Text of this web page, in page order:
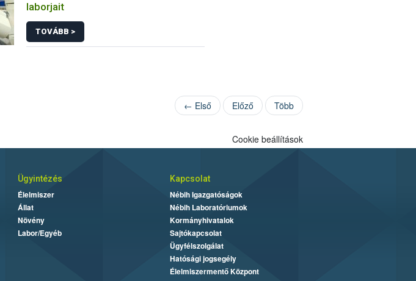
laborjait
TOVÁBB >
← Első Előző Több
Cookie beállítások
Ügyintézés
Élelmiszer
Állat
Növény
Labor/Egyéb
Kapcsolat
Nébih Igazgatóságok
Nébih Laboratóriumok
Kormányhivatalok
Sajtókapcsolat
Ügyfélszolgálat
Hatósági jogsegély
Élelmiszermentő Központ